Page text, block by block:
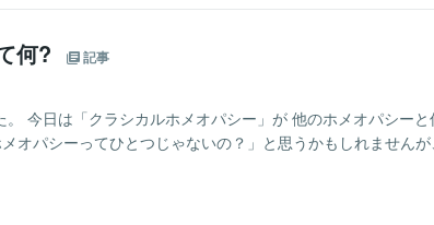
何? 記事
今日は「クラシカルホメオパシー」が 他のホメオパシーと
オパシーってひとつじゃないの？」と思うかもしれません